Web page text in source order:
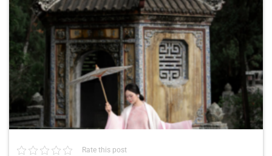
Rate this post